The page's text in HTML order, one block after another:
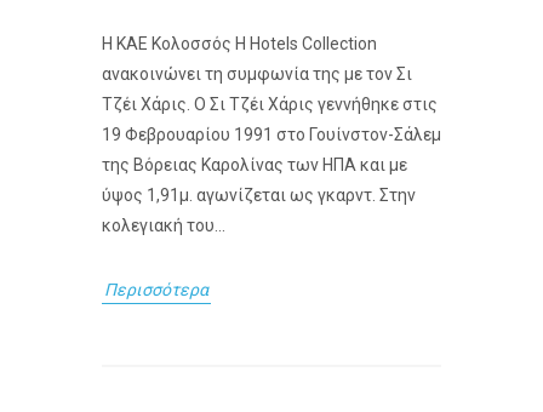
Η ΚΑΕ Κολοσσός H Hotels Collection
ανακοινώνει τη συμφωνία της με τον Σι
Τζέι Χάρις. Ο Σι Τζέι Χάρις γεννήθηκε στις
19 Φεβρουαρίου 1991 στο Γουίνστον-Σάλεμ
της Βόρειας Καρολίνας των ΗΠΑ και με
ύψος 1,91μ. αγωνίζεται ως γκαρντ. Στην
κολεγιακή του...
Περισσότερα